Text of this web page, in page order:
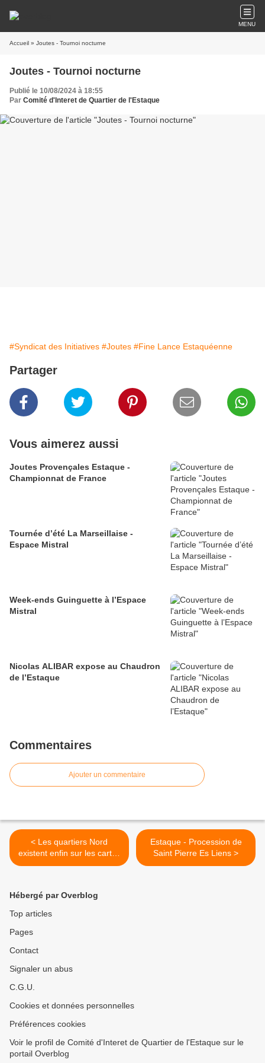
MENU
Accueil » Joutes - Tournoi nocturne
Joutes - Tournoi nocturne
Publié le 10/08/2024 à 18:55
Par Comité d'Interet de Quartier de l'Estaque
#Syndicat des Initiatives #Joutes #Fine Lance Estaquéenne
Partager
Vous aimerez aussi
Joutes Provençales Estaque -
Championnat de France
Tournée d’été La Marseillaise -
Espace Mistral
Week-ends Guinguette à l’Espace
Mistral
Nicolas ALIBAR expose au Chaudron
de l’Estaque
Commentaires
Ajouter un commentaire
< Les quartiers Nord
existent enfin sur les cartes
touristiques
Estaque - Procession de
Saint Pierre Es Liens >
Hébergé par Overblog
Top articles
Pages
Contact
Signaler un abus
C.G.U.
Cookies et données personnelles
Préférences cookies
Voir le profil de Comité d'Interet de Quartier de l'Estaque sur le
portail Overblog